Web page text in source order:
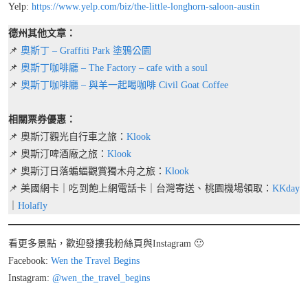
Yelp: https://www.yelp.com/biz/the-little-longhorn-saloon-austin
德州其他文章：
📌 奧斯丁 – Graffiti Park 塗鴉公園
📌 奧斯丁咖啡廳 – The Factory – cafe with a soul
📌 奧斯丁咖啡廳 – 與羊一起喝咖啡 Civil Goat Coffee
相關票券優惠：
📌 奧斯汀觀光自行車之旅： Klook
📌 奧斯汀啤酒廠之旅： Klook
📌 奧斯汀日落蝙蝠觀賞獨木舟之旅： Klook
📌 美國網卡｜吃到飽上網電話卡｜台灣寄送、桃園機場領取： KKday
Holafly
看更多景點，歡迎發摟我粉絲頁與Instagram 🙂
Facebook: Wen the Travel Begins
Instagram: @wen_the_travel_begins